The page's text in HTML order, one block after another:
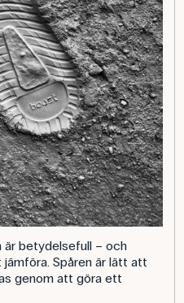
är betydelsefull – och
Spåren är lätt att
genom att göra ett